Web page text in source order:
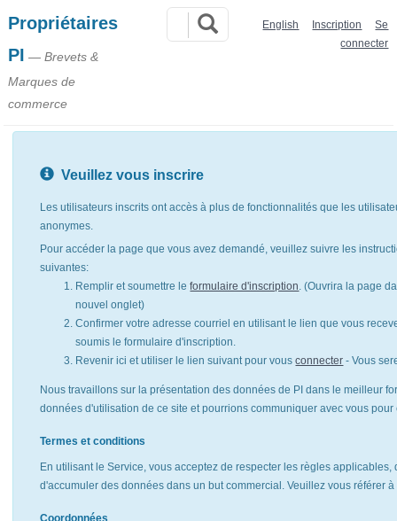
Propriétaires
PI — Brevets &
Marques de
commerce
English Inscription
Se
connecter
Veuillez vous inscrire
Les utilisateurs inscrits ont accès à plus de fonctionnalités que les
anonymes.
Pour accéder la page que vous avez demandé, veuillez suivre les
suivantes:
Remplir et soumettre leformulaire d'inscription. (Ouvrira la page
nouvel onglet)
Confirmer votre adresse courriel en utilisant le lien que vous
soumis le formulaire d'inscription.
Revenir ici et utiliser le lien suivant pour vousconnecter - Vous
Nous travaillons sur la présentation des données de PI dans le meilleur
données d'utilisation de ce site et pourrions communiquer avec vous
Termes et conditions
En utilisant le Service, vous acceptez de respecter les règles
d'accumuler des données dans un but commercial. Veuillez vous référer
Coordonnées